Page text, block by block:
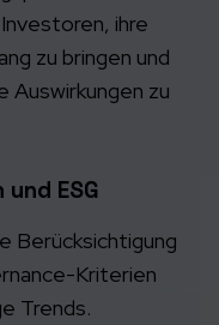
ihre
zu bringen und
Auswirkungen zu
ESG
Berücksichtigung
Kriterien
Trends.